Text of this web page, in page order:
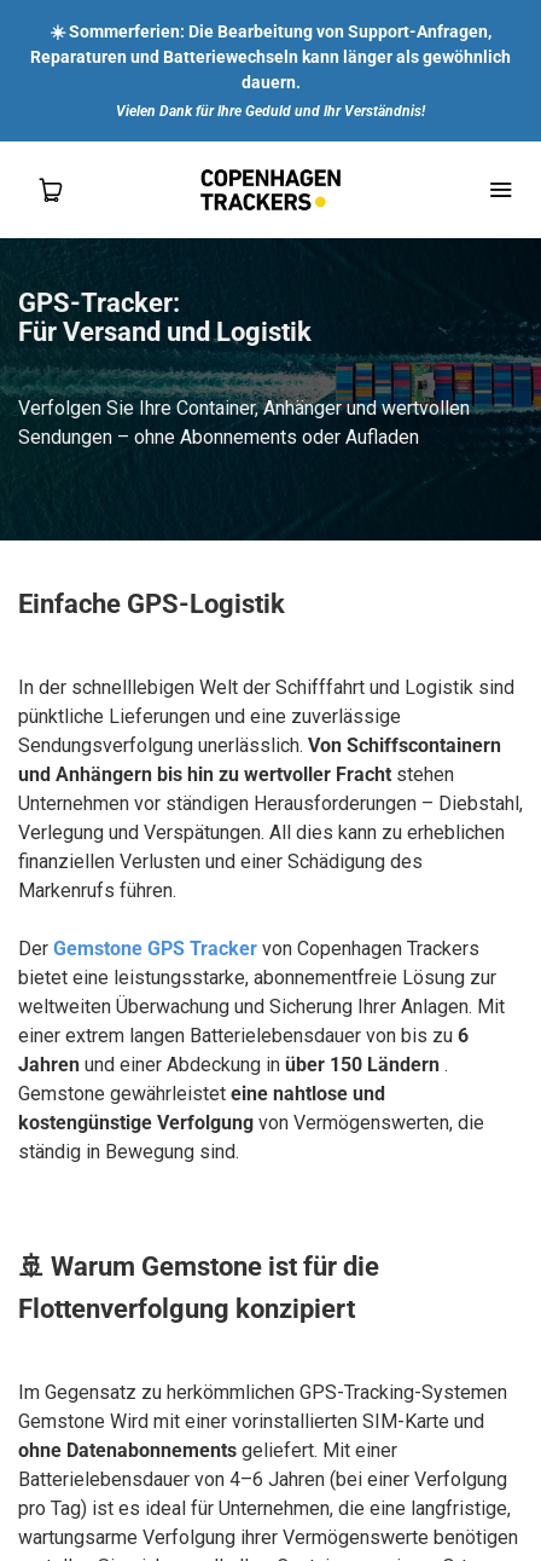
☀️ Sommerferien: Die Bearbeitung von Support-Anfragen,
Reparaturen und Batteriewechseln kann länger als gewöhnlich
dauern.
Vielen Dank für Ihre Geduld und Ihr Verständnis!
SHOP
FÜR DICH
KONTAKT
MEIN KONTO
GPS-Tracker:
Für Versand und Logistik
Verfolgen Sie Ihre Container, Anhänger und wertvollen
Sendungen – ohne Abonnements oder Aufladen
Einfache GPS-Logistik
In der schnelllebigen Welt der Schifffahrt und Logistik sind
pünktliche Lieferungen und eine zuverlässige
Sendungsverfolgung unerlässlich. Von Schiffscontainern
und Anhängern bis hin zu wertvoller Fracht stehen
Unternehmen vor ständigen Herausforderungen – Diebstahl,
Verlegung und Verspätungen. All dies kann zu erheblichen
finanziellen Verlusten und einer Schädigung des
Markenrufs führen.
Der Gemstone GPS Tracker von Copenhagen Trackers
bietet eine leistungsstarke, abonnementfreie Lösung zur
weltweiten Überwachung und Sicherung Ihrer Anlagen. Mit
einer extrem langen Batterielebensdauer von bis zu 6
Jahren und einer Abdeckung in über 150 Ländern .
Gemstone gewährleistet eine nahtlose und
kostengünstige Verfolgung von Vermögenswerten, die
ständig in Bewegung sind.
🚢 Warum Gemstone ist für die
Flottenverfolgung konzipiert
Im Gegensatz zu herkömmlichen GPS-Tracking-Systemen
Gemstone Wird mit einer vorinstallierten SIM-Karte und
ohne Datenabonnements geliefert. Mit einer
Batterielebensdauer von 4–6 Jahren (bei einer Verfolgung
pro Tag) ist es ideal für Unternehmen, die eine langfristige,
wartungsarme Verfolgung ihrer Vermögenswerte benötigen